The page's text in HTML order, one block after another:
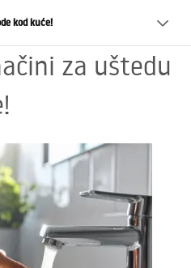
kod kuće!
za uštedu